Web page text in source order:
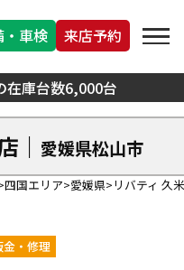
在庫台数6,000台
・車検 来店予約
｜ 愛媛県松山市
四国エリア 愛媛県 リバティ 久
金・修理